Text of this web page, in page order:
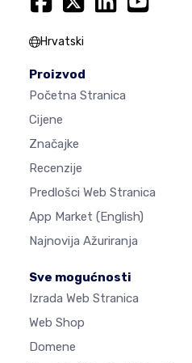
Hrvatski
Proizvod
Početna Stranica
Cijene
Značajke
Recenzije
Predlošci Web Stranica
App Market (English)
Najnovija Ažuriranja
Sve mogućnosti
Izrada Web Stranica
Web Shop
Domene